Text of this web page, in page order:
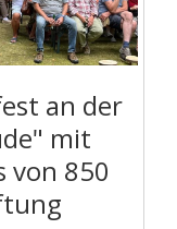
an der
mit
von 850